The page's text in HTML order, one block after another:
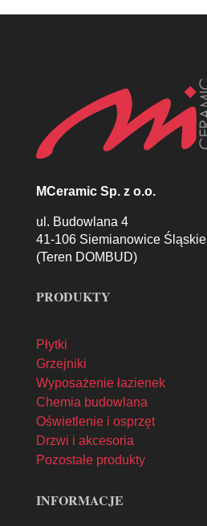
MCeramic Sp. z o.o.
ul. Budowlana 4
41-106 Siemianowice Śląskie
(Teren DOMBUD)
PRODUKTY
Płytki
Grzejniki
Wyposażenie łazienek
Chemia budowlana
Oświetlenie i osprzęt
Drzwi i akcesoria
Pozostałe produkty
INFORMACJE